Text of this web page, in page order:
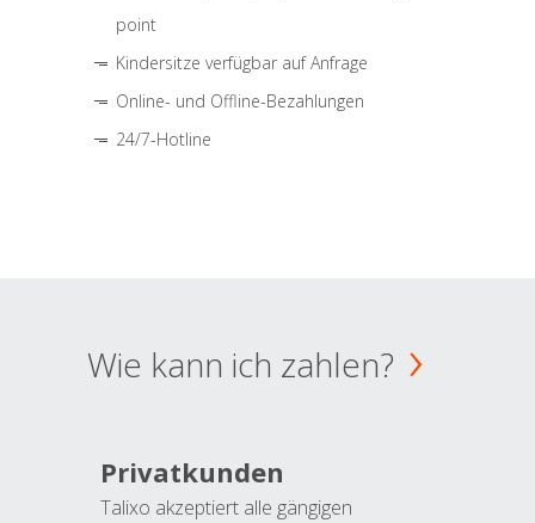
point
Kindersitze verfügbar auf Anfrage
Online- und Offline-Bezahlungen
24/7-Hotline
Wie kann ich zahlen?
Privatkunden
Talixo akzeptiert alle gängigen